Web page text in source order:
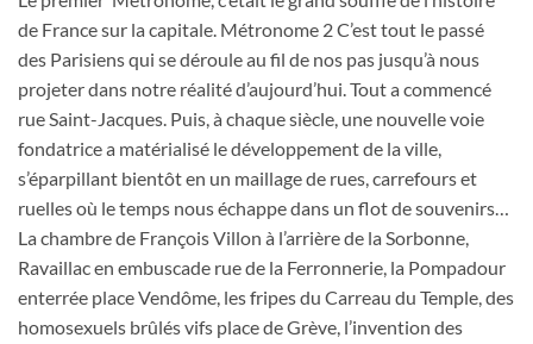
de France sur la capitale. Métronome 2 C’est tout le passé
des Parisiens qui se déroule au fil de nos pas jusqu’à nous
projeter dans notre réalité d’aujourd’hui. Tout a commencé
rue Saint-Jacques. Puis, à chaque siècle, une nouvelle voie
fondatrice a matérialisé le développement de la ville,
s’éparpillant bientôt en un maillage de rues, carrefours et
ruelles où le temps nous échappe dans un flot de souvenirs…
La chambre de François Villon à l’arrière de la Sorbonne,
Ravaillac en embuscade rue de la Ferronnerie, la Pompadour
enterrée place Vendôme, les fripes du Carreau du Temple, des
homosexuels brûlés vifs place de Grève, l’invention des